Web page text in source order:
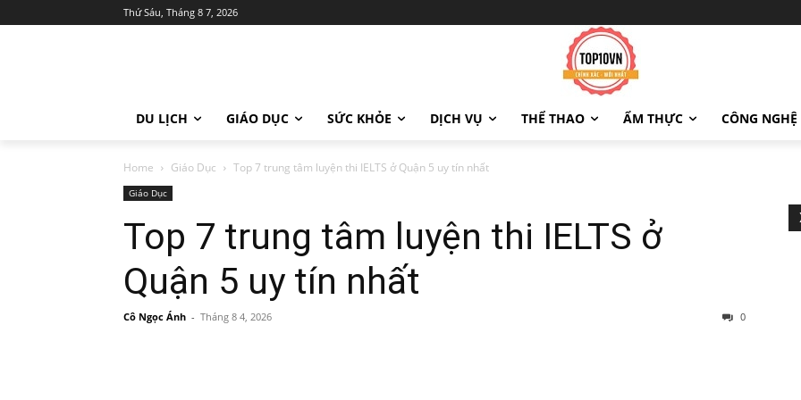
Thứ Sáu, Tháng 8 7, 2026
DU LỊCH GIÁO DỤC SỨC KHỎE DỊCH VỤ THỂ THAO ẨM THỰC CÔNG NGHỆ
Home Giáo Dục Top 7 trung tâm luyện thi IELTS ở Quận 5 uy tín nhất
Giáo Dục
Top 7 trung tâm luyện thi IELTS ở
Quận 5 uy tín nhất
Cô Ngọc Ánh - Tháng 8 4, 2026 0